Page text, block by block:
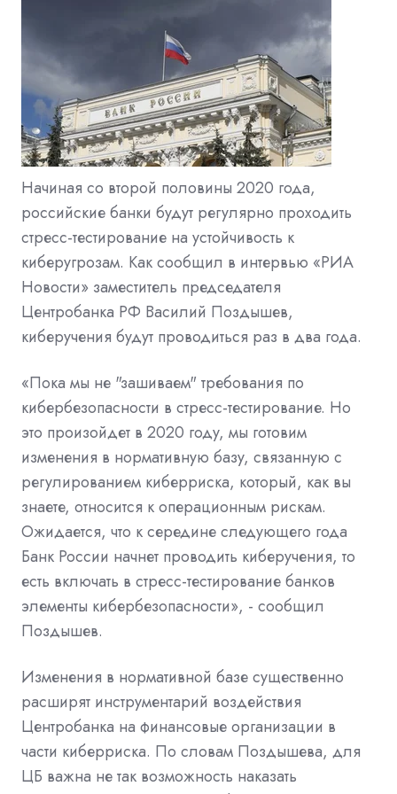
Начиная со второй половины 2020 года,
российские банки будут регулярно проходить
стресс-тестирование на устойчивость к
киберугрозам. Как сообщил в интервью «РИА
Новости» заместитель председателя
Центробанка РФ Василий Поздышев,
киберучения будут проводиться раз в два года.
«Пока мы не "зашиваем" требования по
кибербезопасности в стресс-тестирование. Но
это произойдет в 2020 году, мы готовим
изменения в нормативную базу, связанную с
регулированием киберриска, который, как вы
знаете, относится к операционным рискам.
Ожидается, что к середине следующего года
Банк России начнет проводить киберучения, то
есть включать в стресс-тестирование банков
элементы кибербезопасности», - сообщил
Поздышев.
Изменения в нормативной базе существенно
расширят инструментарий воздействия
Центробанка на финансовые организации в
части киберриска. По словам Поздышева, для
ЦБ важна не так возможность наказать